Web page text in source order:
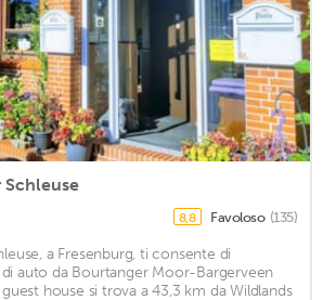
8,8 Favoloso (135)
a Fresenburg, ti consente di
auto da Bourtanger Moor-Bargerveen
house si trova a 43,3 km da Wildlands